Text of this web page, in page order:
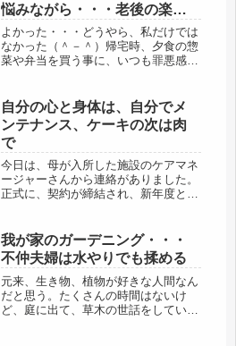
悩みながら・・・老後の楽し
みを見つける、
よかった・・・どうやら、私だけでは
なかった（＾－＾）帰宅時、夕食の惣
菜や弁当を買う事に、いつも罪悪感を
（笑）昨夜、やっと電話で話せた。保
育園時代からの友人だ。家にたどり着
く...
自分の心と身体は、自分でメ
ンテナンス、ケーキの次は肉
で
今日は、母が入所した施設のケアマネ
ージャーさんから連絡がありました。
正式に、契約が締結され、新年度とい
何か足りない物の確認などは、ケアマ
ネージャーさん、もしくは、施設のス
タ...
我が家のガーデニング・・・
不仲夫婦は水やりでも揉める
元来、生き物、植物が好きな人間なん
だと思う。たくさんの時間はないけ
ど、庭に出て、草木の世話をしている